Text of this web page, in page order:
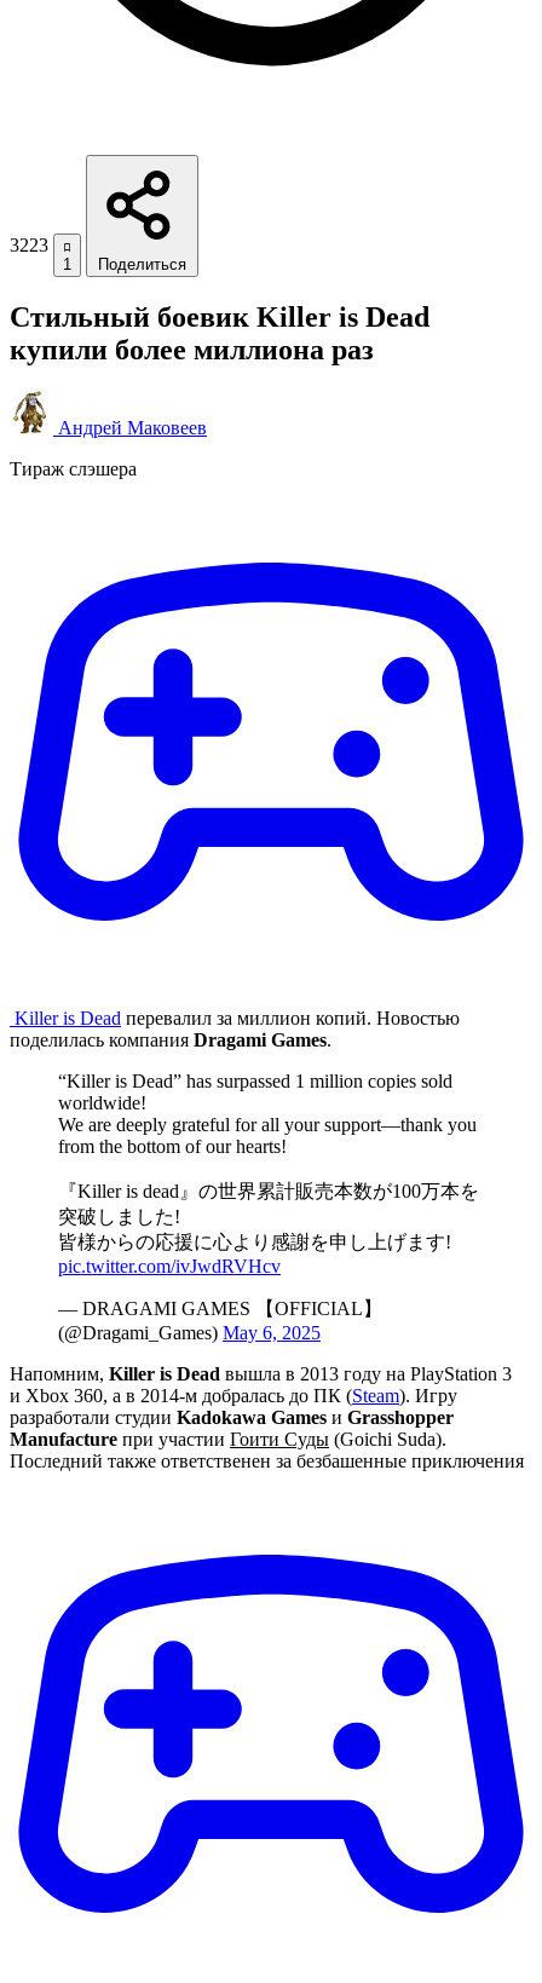
3223
1 Поделиться
Стильный боевик Killer is Dead
купили более миллиона раз
Андрей Маковеев
Тираж слэшера
Killer is Dead перевалил за миллион копий. Новостью
поделилась компания Dragami Games.
“Killer is Dead” has surpassed 1 million copies sold
worldwide!
We are deeply grateful for all your support—thank you
from the bottom of our hearts!
『Killer is dead』の世界累計販売本数が100万本を
突破しました!
皆様からの応援に心より感謝を申し上げます!
pic.twitter.com/ivJwdRVHcv
— DRAGAMI GAMES 【OFFICIAL】
(@Dragami_Games) May 6, 2025
Напомним, Killer is Dead вышла в 2013 году на PlayStation 3
и Xbox 360, а в 2014-м добралась до ПК (Steam). Игру
разработали студии Kadokawa Games и Grasshopper
Manufacture при участии Гоити Суды (Goichi Suda).
Последний также ответственен за безбашенные приключения